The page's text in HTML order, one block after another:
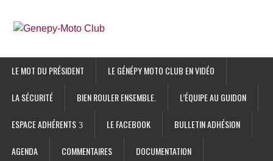
LE MOT DU PRÉSIDENT LE GÉNÉPY MOTO CLUB EN VIDÉO
LA SÉCURITÉ BIEN ROULER ENSEMBLE. L’ÉQUIPE AU GUIDON
ESPACE ADHÉRENTS LE FACEBOOK BULLETIN ADHÉSION
AGENDA COMMENTAIRES DOCUMENTATION